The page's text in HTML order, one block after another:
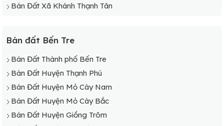
Bán Đất Xã Khánh Thạnh Tân
Bán đất Bến Tre
Bán Đất Thành phố Bến Tre
Bán Đất Huyện Thạnh Phú
Bán Đất Huyện Mỏ Cày Nam
Bán Đất Huyện Mỏ Cày Bắc
Bán Đất Huyện Giồng Trôm